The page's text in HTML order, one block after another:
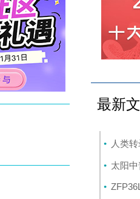
最新